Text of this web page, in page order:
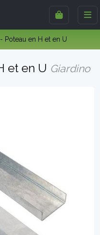
Poteau en H et en U
et en U Giardino